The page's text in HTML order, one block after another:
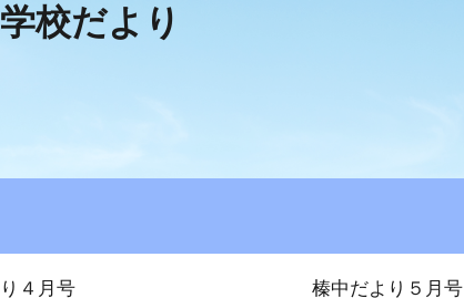
校だよ り
４月号 榛中だより５月号